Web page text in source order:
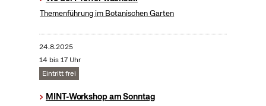
Themenführung im Botanischen Garten
24.8.2025
14 bis 17 Uhr
Eintritt frei
MINT-Workshop am Sonntag